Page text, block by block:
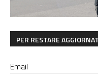
PER RESTARE
Email